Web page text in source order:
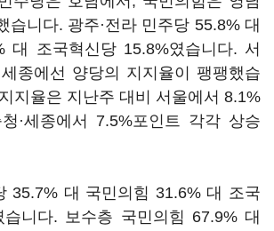
습니다. 광주·전라 민주당 55.8% 대
대 조국혁신당 15.8%였습니다. 서
세종에선 양당의 지지율이 팽팽했습
지율은 지난주 대비 서울에서 8.1%
·세종에서 7.5%포인트 각각 상승
35.7% 대 국민의힘 31.6% 대 조국
습니다. 보수층 국민의힘 67.9% 대